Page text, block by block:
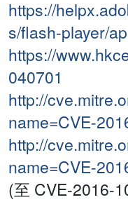
https://
s/flash-player/
https://
040701
http://
name=CVE-
http://
name=CVE-
(至 CVE-2016-